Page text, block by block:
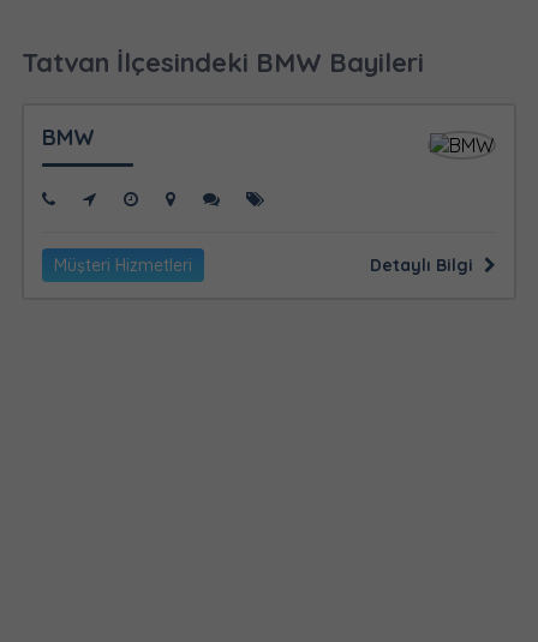
Tatvan İlçesindeki BMW Bayileri
BMW
Müşteri Hizmetleri Detaylı Bilgi